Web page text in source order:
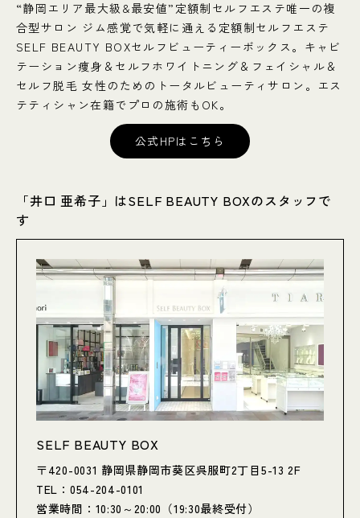
“静岡エリア最大級&最安値”定額制セルフエステ唯一の複
合型サロン ジム感覚で気軽に通える定額制セルフエステ
SELF BEAUTY BOXセルフビューティーボックス。キャビ
テーション痩身＆セルフホワイトニング＆フェイシャル＆
セルフ脱毛 女性のためのトータルビューティサロン。エス
テティシャン在籍でプロの施術もOK。
公式HPはこちら
「井口 亜希子」はSELF BEAUTY BOXのスタッフで
す
SELF BEAUTY BOX
〒420-0031 静岡県静岡市葵区呉服町2丁目5-13 2F
TEL：054-204-0101
営業時間：10:30～20:00（19:30最終受付）